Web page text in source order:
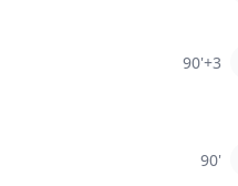
90'+3
90'